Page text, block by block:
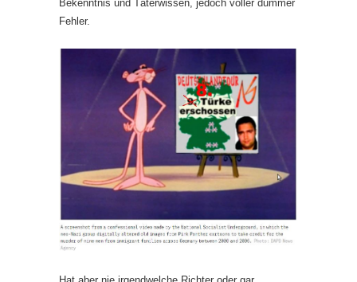
Bekenntnis und Täterwissen, jedoch voller dummer
Fehler.